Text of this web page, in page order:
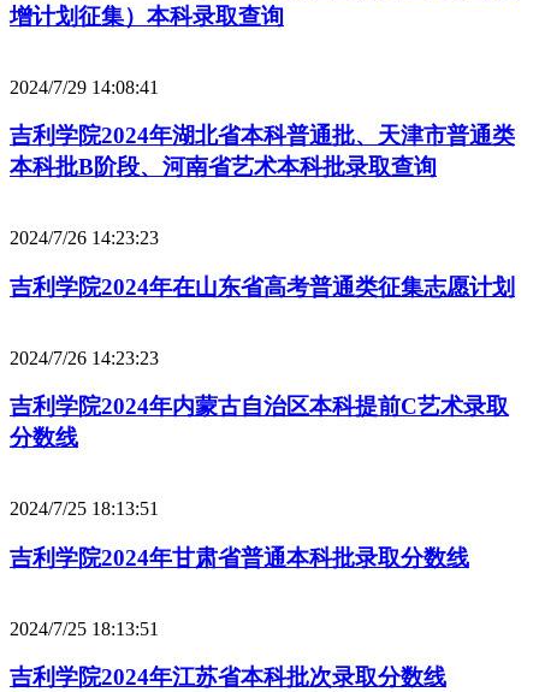
增计划征集）本科录取查询
2024/7/29 14:08:41
吉利学院2024年湖北省本科普通批、天津市普通类
本科批B阶段、河南省艺术本科批录取查询
2024/7/26 14:23:23
吉利学院2024年在山东省高考普通类征集志愿计划
2024/7/26 14:23:23
吉利学院2024年内蒙古自治区本科提前C艺术录取
分数线
2024/7/25 18:13:51
吉利学院2024年甘肃省普通本科批录取分数线
2024/7/25 18:13:51
吉利学院2024年江苏省本科批次录取分数线